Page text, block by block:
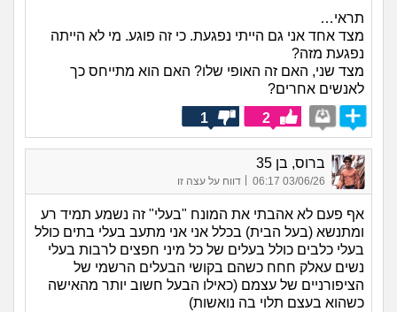
תראי…
מצד אחד אני גם הייתי נפגעת. כי זה פוגע. מי לא הייתה
נפגעת מזה?
מצד שני, האם זה האופי שלו? האם הוא מתייחס כך
לאנשים אחרים?
2
1
ברוס, בן 35
03/06/26 06:17 דווח על עצה זו
אף פעם לא אהבתי את המונח "בעלי" זה נשמע תמיד רע
ומתנשא (בעל הבית) בכלל אני אני מתעב בעלי בתים כולל
בעלי כלבים כולל בעלים של כל מיני חפצים לרבות בעלי
נשים עאלק חחח כשהם בקושי הבעלים הרשמי של
הציפורניים של עצמם (כאילו הבעל חשוב יותר מהאישה
כשהוא בעצם תלוי בה נואשות)